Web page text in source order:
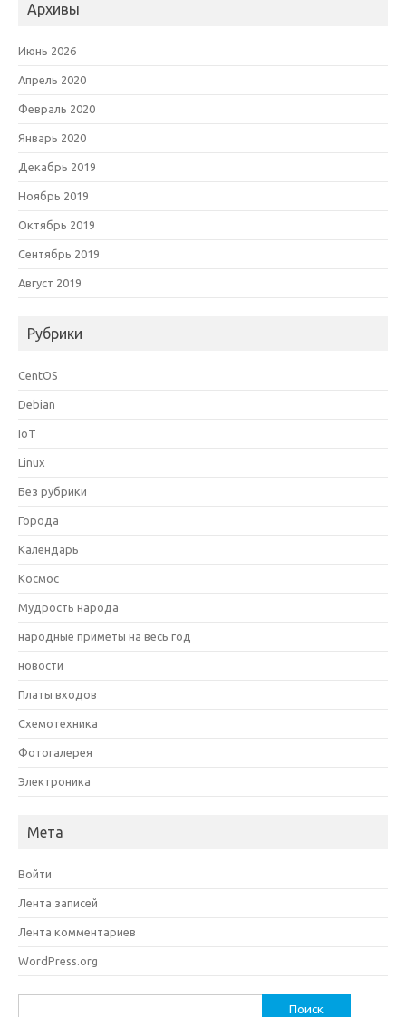
Архивы
Июнь 2026
Апрель 2020
Февраль 2020
Январь 2020
Декабрь 2019
Ноябрь 2019
Октябрь 2019
Сентябрь 2019
Август 2019
Рубрики
CentOS
Debian
IoT
Linux
Без рубрики
Города
Календарь
Космос
Мудрость народа
народные приметы на весь год
новости
Платы входов
Схемотехника
Фотогалерея
Электроника
Мета
Войти
Лента записей
Лента комментариев
WordPress.org